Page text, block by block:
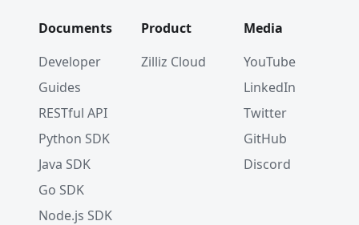
Documents
Developer
Guides
RESTful API
Python SDK
Java SDK
Go SDK
Node.js SDK
Product
Zilliz Cloud
Media
YouTube
LinkedIn
Twitter
GitHub
Discord